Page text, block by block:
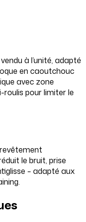
à l’unité, adapté
en caoutchouc
avec zone
pour limiter le
le bruit, prise
– adapté aux